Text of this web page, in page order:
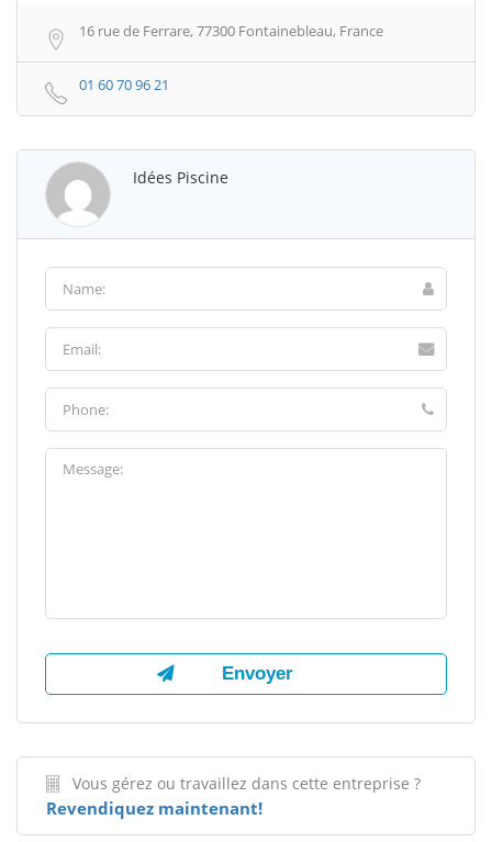
16 rue de Ferrare, 77300 Fontainebleau, France
01 60 70 96 21
Idées Piscine
Vous gérez ou travaillez dans cette entreprise ?
Revendiquez maintenant!